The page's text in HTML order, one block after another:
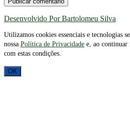
Desenvolvido Por Bartolomeu Silva
Utilizamos cookies essenciais e tecnologias
nossa Política de Privacidade e, ao continuar
com estas condições.
OK